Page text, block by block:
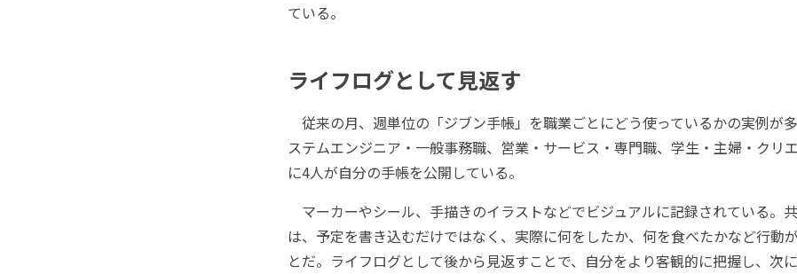
ている。
ライフログとして見返す
従来の月、週単位の「ジブン手帳」を職業ごとにどう使っているかの実例が
ステムエンジニア・一般事務職、営業・サービス・専門職、学生・主婦・クリ
に4人が自分の手帳を公開している。
マーカーやシール、手描きのイラストなどでビジュアルに記録されている。
は、予定を書き込むだけではなく、実際に何をしたか、何を食べたかなど行動
とだ。ライフログとして後から見返すことで、自分をより客観的に把握し、次